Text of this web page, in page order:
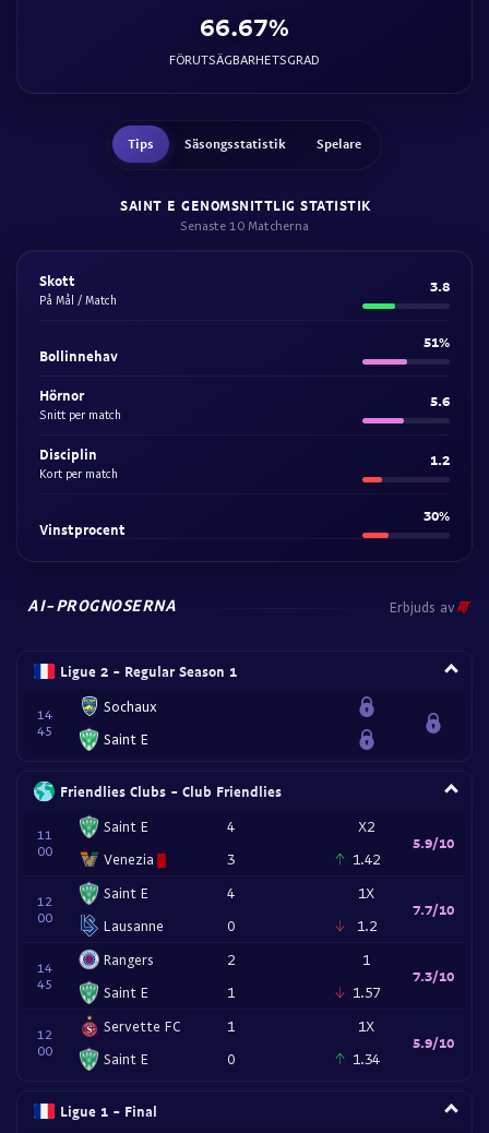
66.67%
FÖRUTSÄGBARHETSGRAD
Tips Säsongsstatistik Spelare
SAINT E GENOMSNITTLIG STATISTIK
Senaste 10 Matcherna
Skott
På Mål / Match
3.8
Bollinnehav
51%
Hörnor
Snitt per match
5.6
Disciplin
Kort per match
1.2
Vinstprocent
30%
AI-PROGNOSERNA Erbjuds av
Ligue 2 - Regular Season 1
14
45
Sochaux
Saint E
Friendlies Clubs - Club Friendlies
11
00
Saint E
Venezia
4
3
X2
1.42
5.9/10
12
00
Saint E
Lausanne
4
0
1X
1.2
7.7/10
14
45
Rangers
Saint E
2
1
1
1.57
7.3/10
12
00
Servette FC
Saint E
1
0
1X
1.34
5.9/10
Ligue 1 - Final